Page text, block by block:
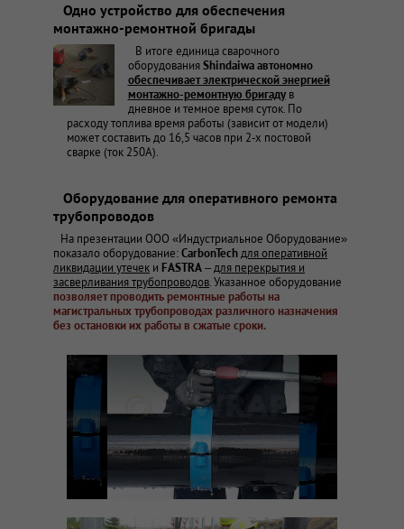
Одно устройство для обеспечения
монтажно-ремонтной бригады
В итоге единица сварочного
оборудованияShindaiwa автономно
обеспечивает электрической энергией
монтажно-ремонтную бригадув
дневное и темное время суток. По
расходу топлива время работы (зависит от модели)
может составить до 16,5 часов при 2-х постовой
сварке (ток 250А).
Оборудование для оперативного ремонта
трубопроводов
На презентации ООО «Индустриальное Оборудование»
показало оборудование:CarbonTechдля оперативной
ликвидации утечек и FASTRA–для перекрытия и
засверливания трубопроводов. Указанное оборудование
позволяет проводить ремонтные работы на
магистральных трубопроводах различного назначения
без остановки их работы в сжатые сроки.